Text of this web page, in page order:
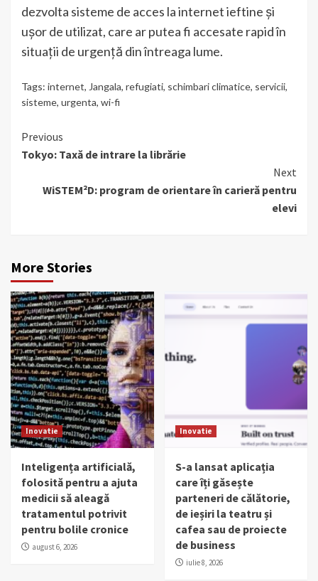
dezvolta sisteme de acces la internet ieftine și
ușor de utilizat, care ar putea fi accesate rapid în
situații de urgență din întreaga lume.
Tags: internet, Jangala, refugiati, schimbari climatice, servicii,
sisteme, urgenta, wi-fi
Continue
Reading
Previous
Tokyo: Taxă de intrare la librărie
Next
WiSTEM²D: program de orientare în carieră pentru
elevi
More Stories
Inovatie
Inteligența artificială,
folosită pentru a ajuta
medicii să aleagă
tratamentul potrivit
pentru bolile cronice
august 6, 2026
Inovatie
S-a lansat aplicația
care îți găsește
parteneri de călătorie,
de ieșiri la teatru și
cafea sau de proiecte
de business
iulie 8, 2026